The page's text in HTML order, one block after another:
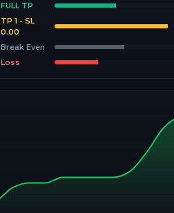
FULL TP
TP 1 - SL
0.00
Break Even
Loss